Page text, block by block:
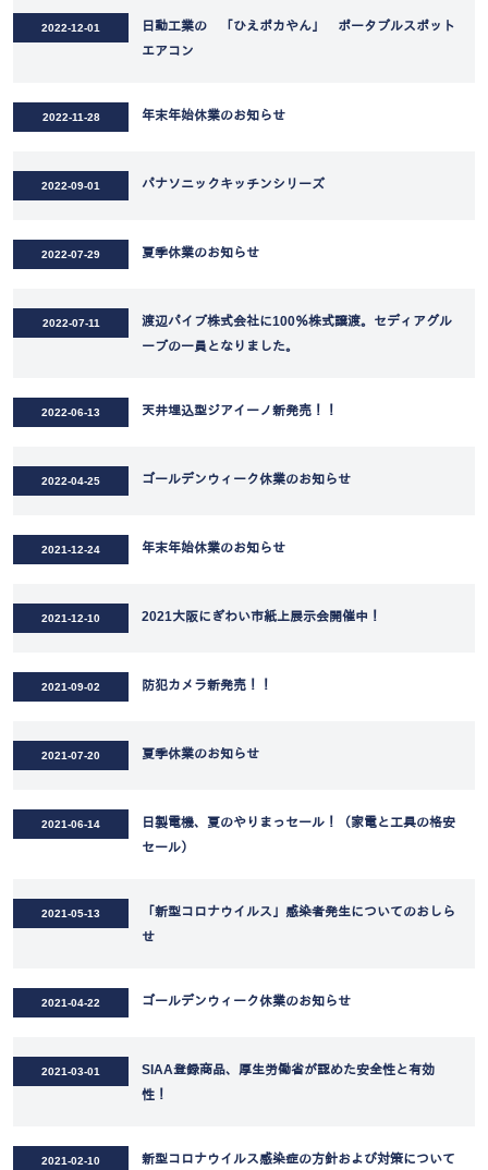
2022-12-01
日動工業の 「ひえポカやん」 ポータブルスポット
エアコン
2022-11-28 年末年始休業のお知らせ
2022-09-01 パナソニックキッチンシリーズ
2022-07-29 夏季休業のお知らせ
2022-07-11
渡辺パイプ株式会社に100％株式譲渡。セディアグル
ープの一員となりました。
2022-06-13 天井埋込型ジアイーノ新発売！！
2022-04-25 ゴールデンウィーク休業のお知らせ
2021-12-24 年末年始休業のお知らせ
2021-12-10 2021大阪にぎわい市紙上展示会開催中！
2021-09-02 防犯カメラ新発売！！
2021-07-20 夏季休業のお知らせ
2021-06-14
日製電機、夏のやりまっセール！（家電と工具の格安
セール）
2021-05-13
「新型コロナウイルス」感染者発生についてのおしら
せ
2021-04-22 ゴールデンウィーク休業のお知らせ
2021-03-01
SIAA登録商品、厚生労働省が認めた安全性と有効
性！
2021-02-10 新型コロナウイルス感染症の方針および対策について